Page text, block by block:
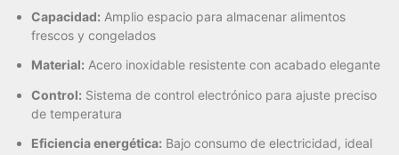
Capacidad: Amplio espacio para almacenar alimentos
frescos y congelados
Material: Acero inoxidable resistente con acabado elegante
Control: Sistema de control electrónico para ajuste preciso
de temperatura
Eficiencia energética: Bajo consumo de electricidad, ideal